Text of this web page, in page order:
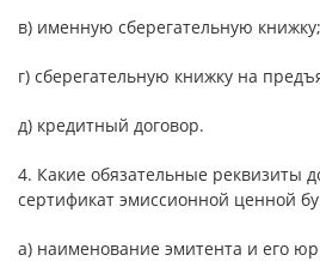
в) именную сберегательную книжку;
г) сберегательную книжку на
д) кредитный договор.
4. Какие обязательные реквизиты
сертификат эмиссионной ценной
а) наименование эмитента и его